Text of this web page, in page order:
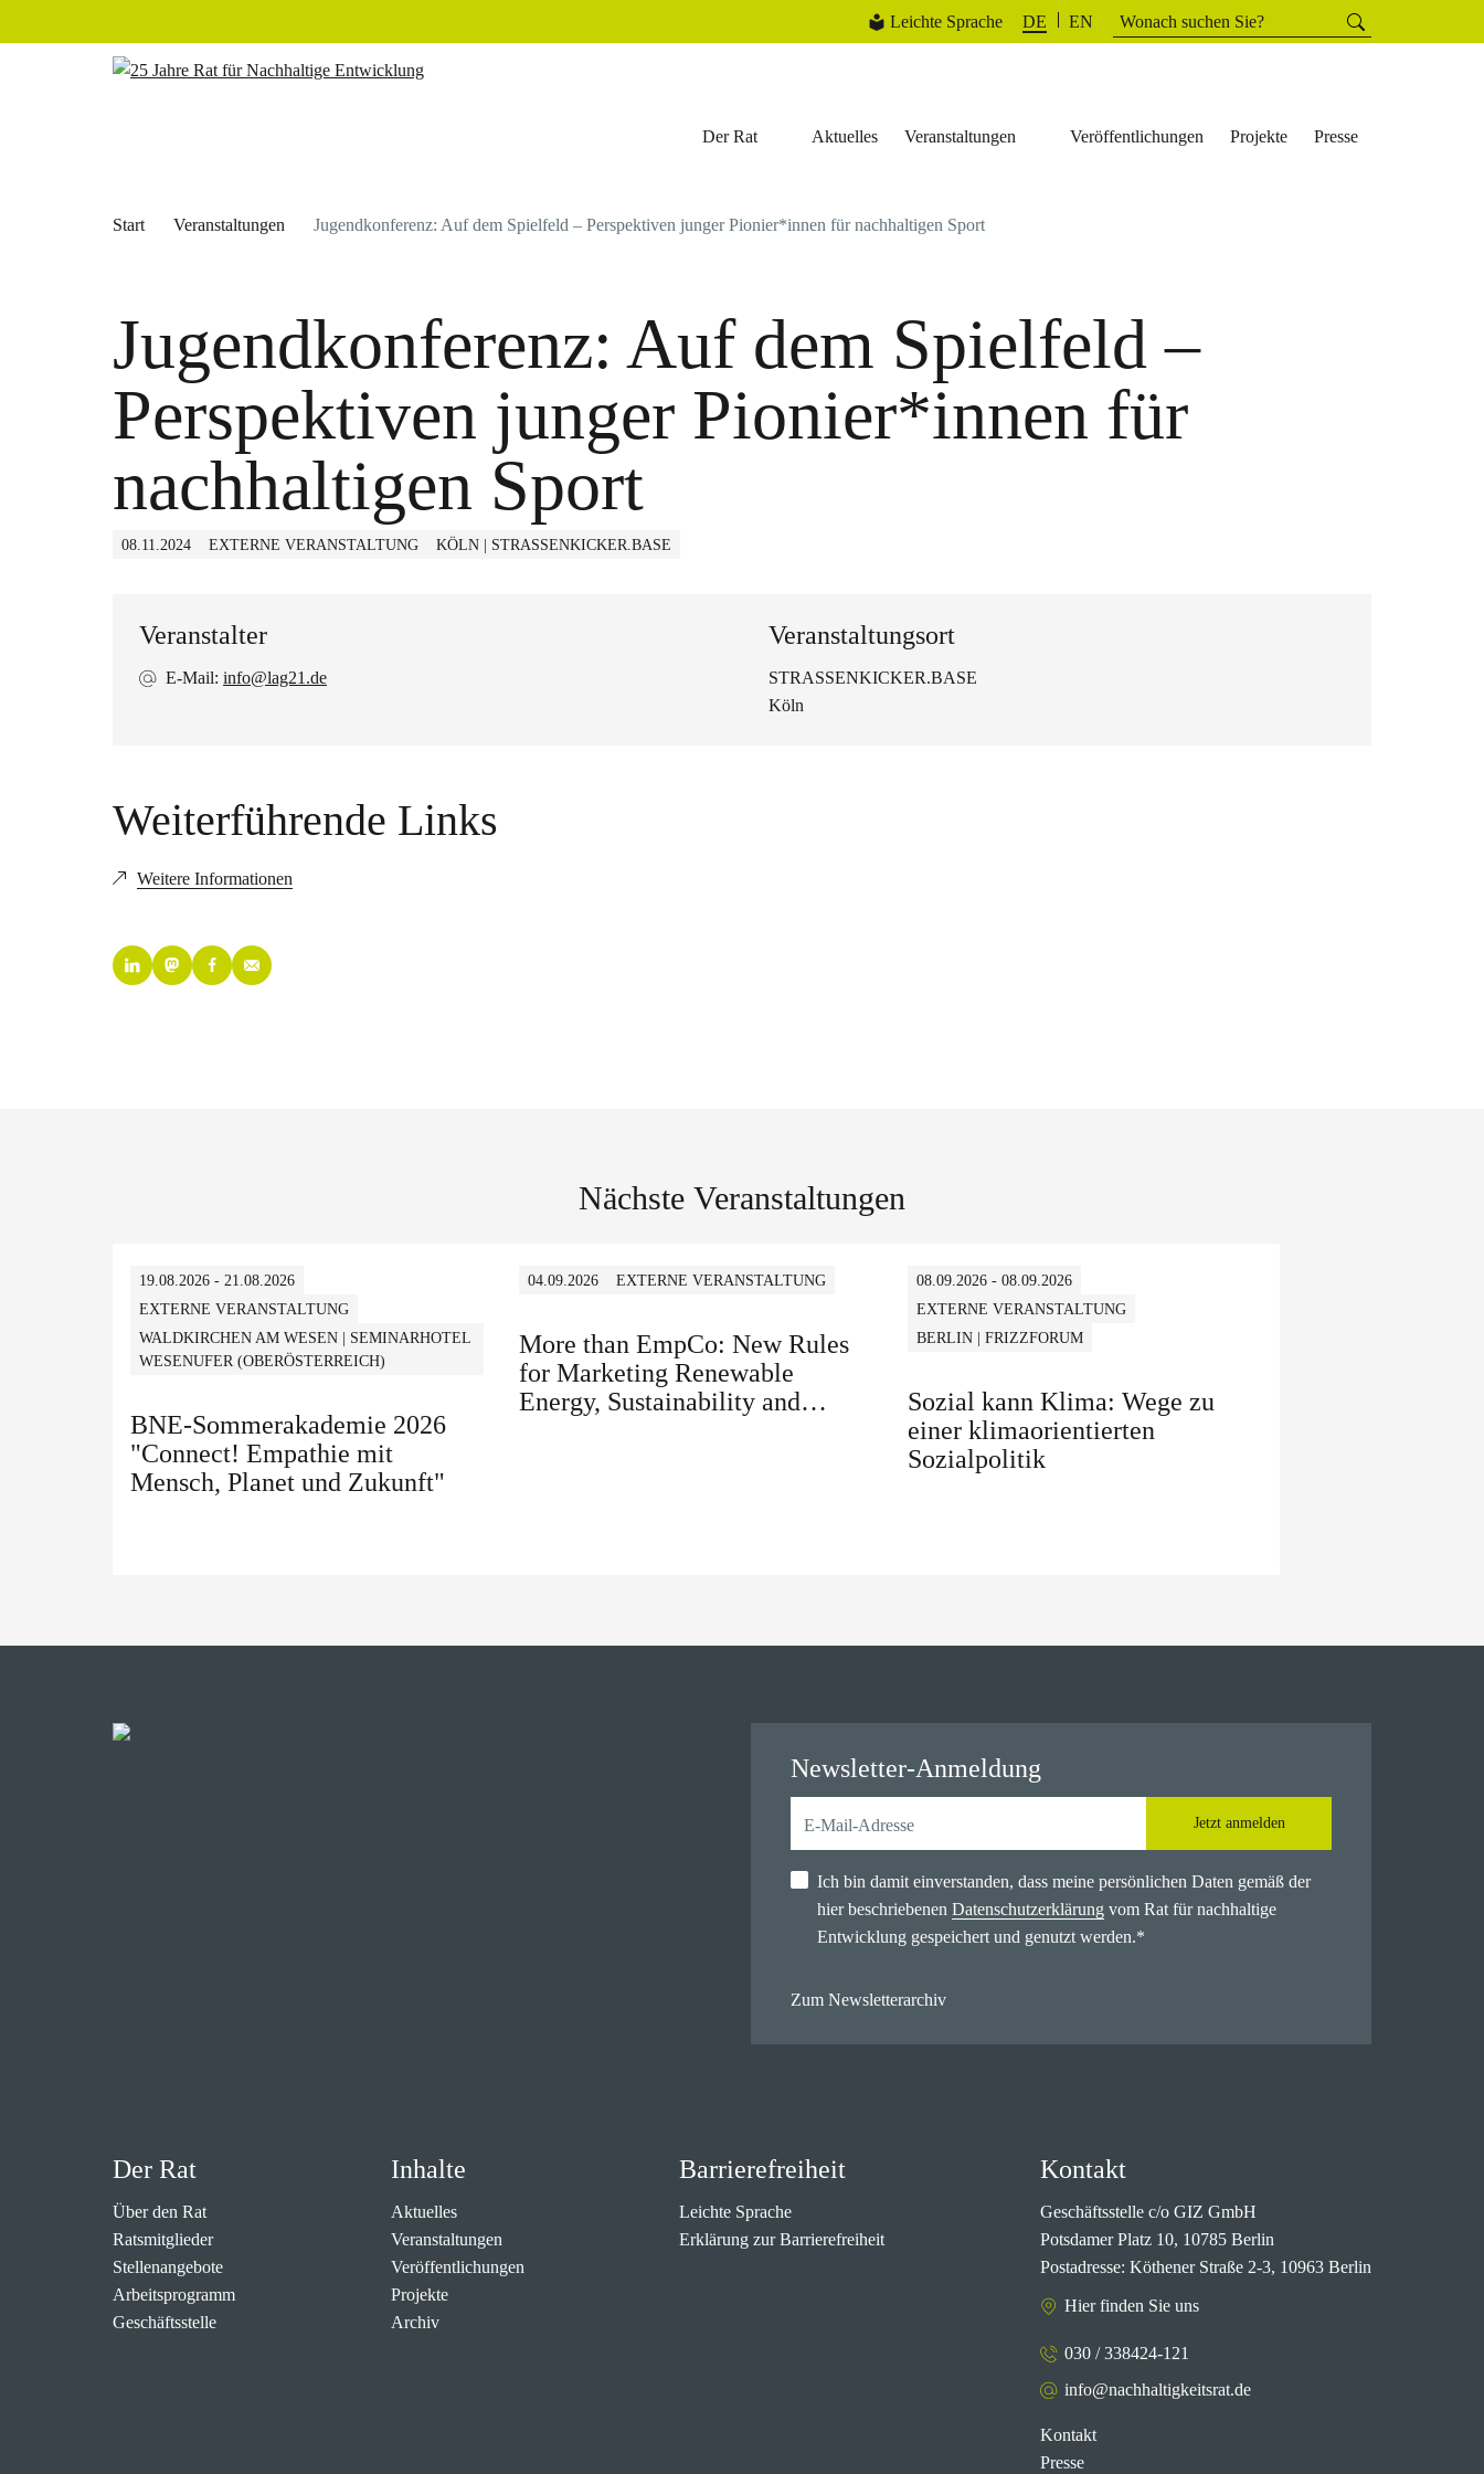
Suchen
nach:
Suchen
DE EN
Leichte Sprache
Der Rat Aktuelles Veranstaltungen Veröffentlichungen Projekte Presse
Start Veranstaltungen Jugendkonferenz: Auf dem Spielfeld – Perspektiven junger Pionier*innen für nachhaltigen Sport
Jugendkonferenz: Auf dem Spielfeld –
Perspektiven junger Pionier*innen für
nachhaltigen Sport
08.11.2024 EXTERNE VERANSTALTUNG KÖLN | STRASSENKICKER.BASE
Veranstalter
E-Mail: info@lag21.de
Veranstaltungsort
STRASSENKICKER.BASE
Köln
Weiterführende Links
Weitere Informationen
Nächste Veranstaltungen
19.08.2026 - 21.08.2026
EXTERNE VERANSTALTUNG
WALDKIRCHEN AM WESEN | SEMINARHOTEL
WESENUFER (OBERÖSTERREICH)
BNE-Sommerakademie 2026
"Connect! Empathie mit
Mensch, Planet und Zukunft"
04.09.2026 EXTERNE VERANSTALTUNG
More than EmpCo: New Rules
for Marketing Renewable
Energy, Sustainability and
08.09.2026 - 08.09.2026
EXTERNE VERANSTALTUNG
BERLIN | FRIZZFORUM
Sozial kann Klima: Wege zu
einer klimaorientierten
Sozialpolitik
Newsletter-Anmeldung
Jetzt anmelden
Ich bin damit einverstanden, dass meine persönlichen Daten gemäß der
hier beschriebenen Datenschutzerklärung vom Rat für nachhaltige
Entwicklung gespeichert und genutzt werden.*
Zum Newsletterarchiv
Der Rat
Über den Rat
Ratsmitglieder
Stellenangebote
Arbeitsprogramm
Geschäftsstelle
Inhalte
Aktuelles
Veranstaltungen
Veröffentlichungen
Projekte
Archiv
Barrierefreiheit
Leichte Sprache
Erklärung zur Barrierefreiheit
Kontakt
Geschäftsstelle c/o GIZ GmbH
Potsdamer Platz 10, 10785 Berlin
Postadresse: Köthener Straße 2-3, 10963 Berlin
Hier finden Sie uns
030 / 338424-121
info@nachhaltigkeitsrat.de
Kontakt
Presse